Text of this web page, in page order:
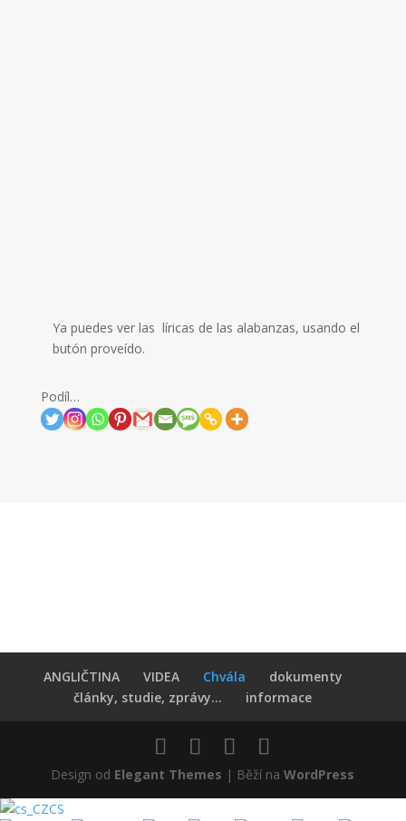
Ya puedes ver las líricas de las alabanzas, usando el
butón proveído.
Podíl…
ANGLIČTINA VIDEA Chvála
dokumenty
články, studie, zprávy...
informace
Design od Elegant Themes | Běží naWordPress
CS